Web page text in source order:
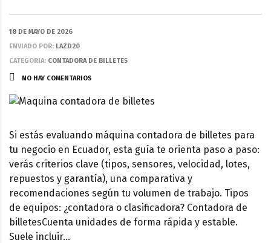
18 DE MAYO DE 2026
ENVIADO POR: LAZD20
CATEGORIA: CONTADORA DE BILLETES
NO HAY COMENTARIOS
Si estás evaluando máquina contadora de billetes para
tu negocio en Ecuador, esta guía te orienta paso a paso:
verás criterios clave (tipos, sensores, velocidad, lotes,
repuestos y garantía), una comparativa y
recomendaciones según tu volumen de trabajo. Tipos
de equipos: ¿contadora o clasificadora? Contadora de
billetesCuenta unidades de forma rápida y estable.
Suele incluir…